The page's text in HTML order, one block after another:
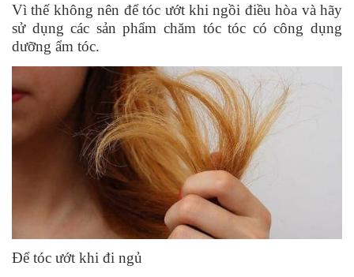
Vì thế không nên để tóc ướt khi ngồi điều hòa và hãy
sử dụng các sản phẩm chăm tóc tóc có công dụng
dưỡng ẩm tóc.
Để tóc ướt khi đi ngủ